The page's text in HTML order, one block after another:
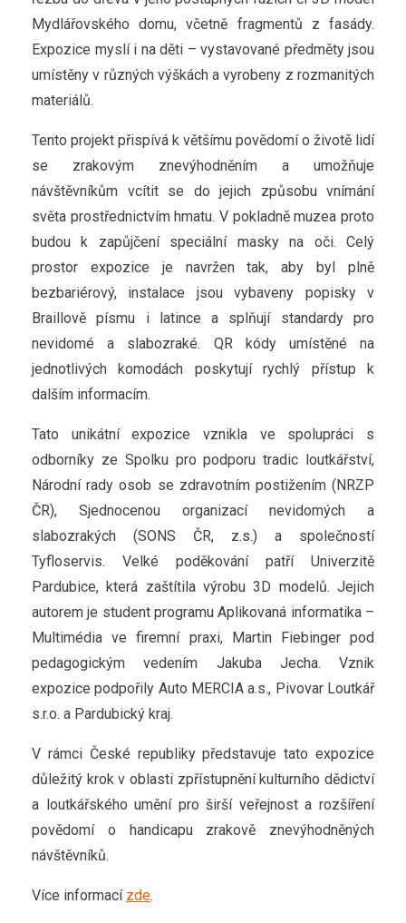
Mydlářovského domu, včetně fragmentů z fasády.
Expozice myslí i na děti – vystavované předměty jsou
umístěny v různých výškách a vyrobeny z rozmanitých
materiálů.
Tento projekt přispívá k většímu povědomí o životě lidí
se zrakovým znevýhodněním a umožňuje
návštěvníkům vcítit se do jejich způsobu vnímání
světa prostřednictvím hmatu. V pokladně muzea proto
budou k zapůjčení speciální masky na oči. Celý
prostor expozice je navržen tak, aby byl plně
bezbariérový, instalace jsou vybaveny popisky v
Braillově písmu i latince a splňují standardy pro
nevidomé a slabozraké. QR kódy umístěné na
jednotlivých komodách poskytují rychlý přístup k
dalším informacím.
Tato unikátní expozice vznikla ve spolupráci s
odborníky ze Spolku pro podporu tradic loutkářství,
Národní rady osob se zdravotním postižením (NRZP
ČR), Sjednocenou organizací nevidomých a
slabozrakých (SONS ČR, z.s.) a společností
Tyfloservis. Velké poděkování patří Univerzitě
Pardubice, která zaštítila výrobu 3D modelů. Jejich
autorem je student programu Aplikovaná informatika –
Multimédia ve firemní praxi, Martin Fiebinger pod
pedagogickým vedením Jakuba Jecha. Vznik
expozice podpořily Auto MERCIA a.s., Pivovar Loutkář
s.r.o. a Pardubický kraj.
V rámci České republiky představuje tato expozice
důležitý krok v oblasti zpřístupnění kulturního dědictví
a loutkářského umění pro širší veřejnost a rozšíření
povědomí o handicapu zrakově znevýhodněných
návštěvníků.
Více informací zde.